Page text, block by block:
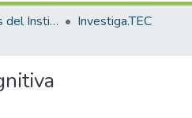
Portal de Revistas del Instituto Tecnológico de Costa Rica
Investiga.TEC